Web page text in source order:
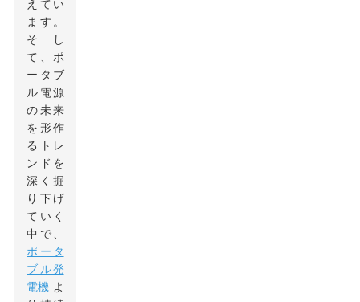
えてい
ます。
そし
て、ポ
ータブ
ル電源
の未来
を形作
るトレ
ンドを
深く掘
り下げ
ていく
中で、
ポータ
ブル発
電機 よ